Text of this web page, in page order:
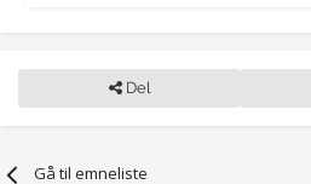
Del
Gå til emneliste